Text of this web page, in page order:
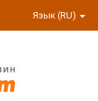
Язык (RU)